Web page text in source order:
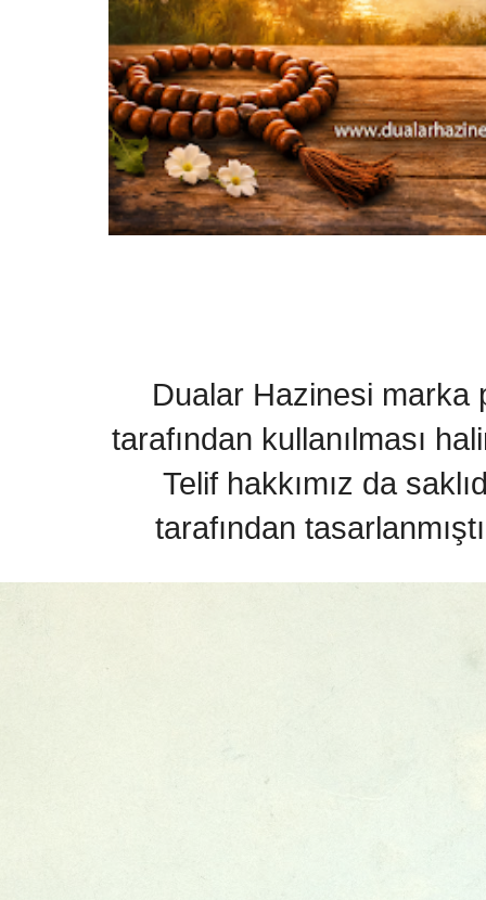
Dualar Hazinesi marka
tarafından kullanılması
Telif hakkımız da
tarafından